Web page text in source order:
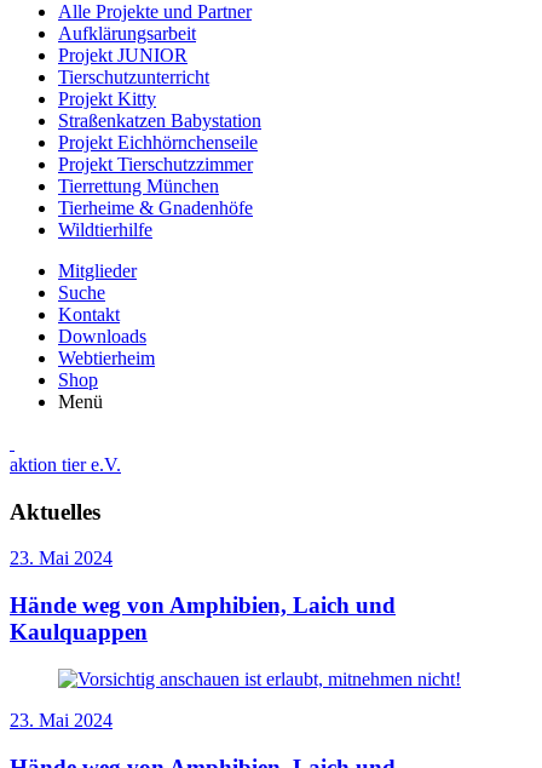
Alle Projekte und Partner
Aufklärungsarbeit
Projekt JUNIOR
Tierschutzunterricht
Projekt Kitty
Straßenkatzen Babystation
Projekt Eichhörnchenseile
Projekt Tierschutzzimmer
Tierrettung München
Tierheime & Gnadenhöfe
Wildtierhilfe
Mitglieder
Suche
Kontakt
Downloads
Webtierheim
Shop
Menü
aktion tier e.V.
Aktuelles
23. Mai 2024
Hände weg von Amphibien, Laich und
Kaulquappen
23. Mai 2024